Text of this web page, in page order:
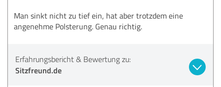
Man sinkt nicht zu tief ein, hat aber trotzdem eine
angenehme Polsterung. Genau richtig.
Erfahrungsbericht & Bewertung zu:
Sitzfreund.de